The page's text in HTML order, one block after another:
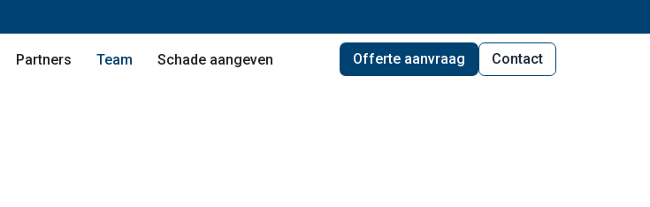
Partners Team Schade aangeven Offerte aanvraag Contact